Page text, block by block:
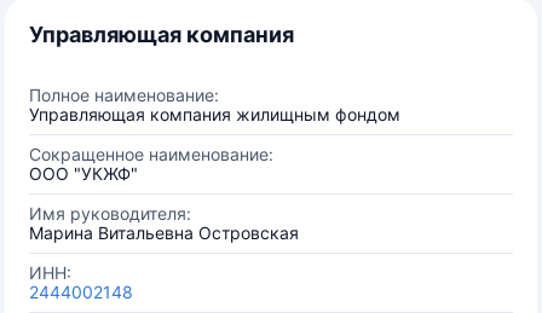
Управляющая компания
Полное наименование:
Управляющая компания жилищным фондом
Сокращенное наименование:
ООО "УКЖФ"
Имя руководителя:
Марина Витальевна Островская
ИНН:
2444002148